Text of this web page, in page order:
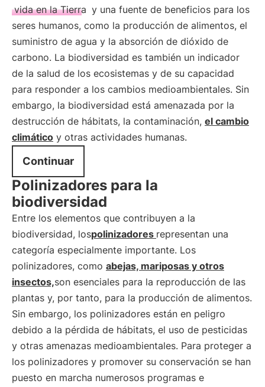
vida en la Tierra y una fuente de beneficios para los
seres humanos, como la producción de alimentos, el
suministro de agua y la absorción de dióxido de
carbono. La biodiversidad es también un indicador
de la salud de los ecosistemas y de su capacidad
para responder a los cambios medioambientales. Sin
embargo, la biodiversidad está amenazada por la
destrucción de hábitats, la contaminación, el cambio
climático y otras actividades humanas.
Continuar
Polinizadores para la
biodiversidad
Entre los elementos que contribuyen a la
biodiversidad, lospolinizadores representan una
categoría especialmente importante. Los
polinizadores, como abejas, mariposas y otros
insectos,son esenciales para la reproducción de las
plantas y, por tanto, para la producción de alimentos.
Sin embargo, los polinizadores están en peligro
debido a la pérdida de hábitats, el uso de pesticidas
y otras amenazas medioambientales. Para proteger a
los polinizadores y promover su conservación se han
puesto en marcha numerosos programas e